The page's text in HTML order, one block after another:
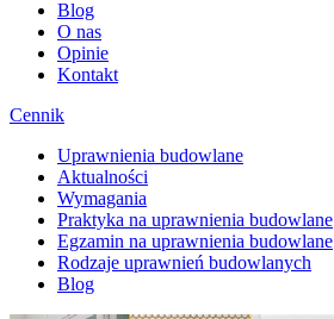
Blog
O nas
Opinie
Kontakt
Cennik
Uprawnienia budowlane
Aktualności
Wymagania
Praktyka na uprawnienia budowlane
Egzamin na uprawnienia budowlane
Rodzaje uprawnień budowlanych
Blog